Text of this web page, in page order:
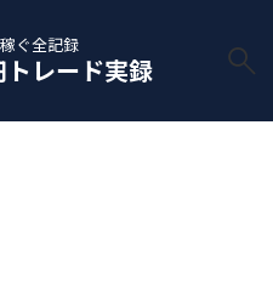
ぐ全記録
レード実録